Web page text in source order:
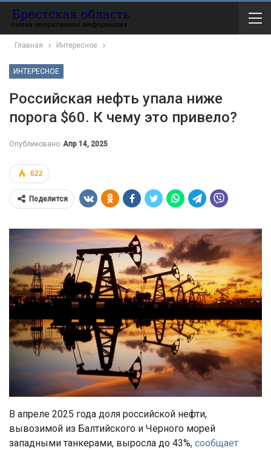
Главная Интересное
ИНТЕРЕСНОЕ
Российская нефть упала ниже
порога $60. К чему это привело?
Опубликовано Апр 14, 2025
622
Поделится
В апреле 2025 года доля российской нефти,
вывозимой из Балтийского и Черного морей
западными танкерами, выросла до 43%, сообщает